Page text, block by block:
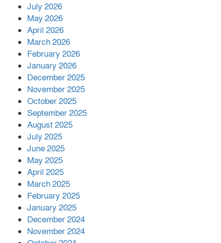
পর ফোন তারেক রহমানের,গ্যাস সঙ্কট
July 2026
May 2026
April 2026
March 2026
February 2026
January 2026
December 2025
November 2025
October 2025
September 2025
August 2025
July 2025
June 2025
May 2025
April 2025
March 2025
February 2025
January 2025
December 2024
November 2024